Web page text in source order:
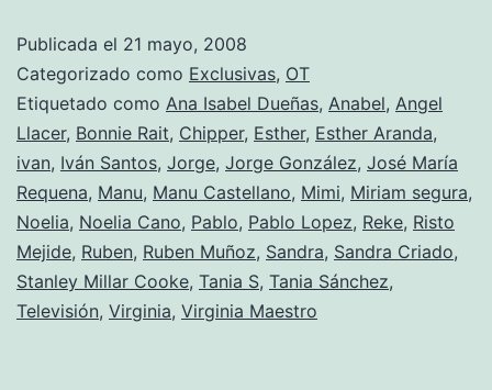
6-
el
tongo
de
los
profesores)
Publicada el 21 mayo, 2008
Categorizado como Exclusivas, OT
Etiquetado como Ana Isabel Dueñas, Anabel, Angel
Llacer, Bonnie Rait, Chipper, Esther, Esther Aranda,
ivan, Iván Santos, Jorge, Jorge González, José María
Requena, Manu, Manu Castellano, Mimi, Miriam segura,
Noelia, Noelia Cano, Pablo, Pablo Lopez, Reke, Risto
Mejide, Ruben, Ruben Muñoz, Sandra, Sandra Criado,
Stanley Millar Cooke, Tania S, Tania Sánchez,
Televisión, Virginia, Virginia Maestro